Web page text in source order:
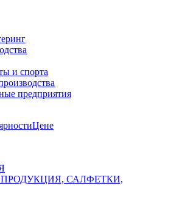
и спорта
предприятия
Цене
САЛФЕТКИ,